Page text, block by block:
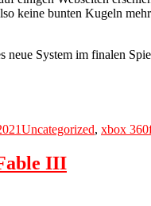
keine bunten Kugeln
neue System im finalen
Uncategorized, xbox 360
III